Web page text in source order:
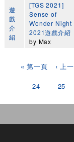
遊
戲
介
紹
[TGS 2021]
Sense of
Wonder Night
2021遊戲介紹
by Max
« 第一頁 ‹ 上
24 25